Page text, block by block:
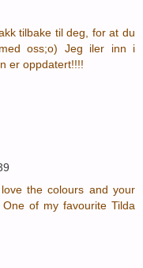
tilbake til deg, for at du
oss;o) Jeg iler inn i
er oppdatert!!!!
the colours and your
of my favourite Tilda